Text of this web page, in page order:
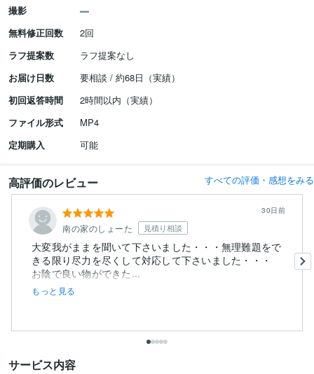
撮影
無料修正回数
2回
ラフ提案数
ラフ提案なし
お届け日数
要相談 / 約68日（実績）
初回返答時間
2時間以内（実績）
ファイル形式
MP4
定期購入
可能
高評価のレビュー すべての評価・感想をみる
南の家のしょーた 見積り相談
30日前
大変我がままを聞いて下さいました・・・無理難題をで
きる限り尽力を尽くして対応して下さいました・・・
お陰で良い物ができた...
もっと見る
サービス内容